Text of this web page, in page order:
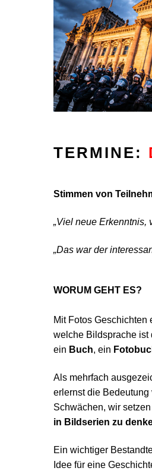
TERMINE:
Stimmen von
„Viel neue Erkenntnis,
„Das war der
WORUM GEHT ES?
Mit Fotos Geschichten
welche Bildsprache ist
ein Buch, ein
Als mehrfach
erlernst die
Schwächen, wir
in Bildserien zu
Ein wichtiger
Idee für eine